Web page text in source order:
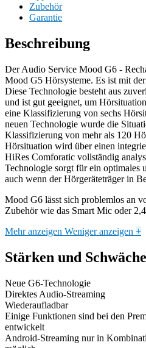
Zubehör
Garantie
Beschreibung
Der Audio Service Mood G6 -
Mood G5 Hörsysteme. Es ist mit
Diese Technologie besteht aus
und ist gut geeignet, um
eine Klassifizierung von sechs
neuen Technologie wurde die
Klassifizierung von mehr als 120
Hörsituation wird über einen
HiRes Comforatic vollständig
Technologie sorgt für ein optimales
auch wenn der Hörgeräteträger in
Mood G6 lässt sich problemlos an
Zubehör wie das Smart Mic oder
Mehr anzeigen Weniger anzeigen +
Stärken und
Neue G6-Technologie
Direktes Audio-Streaming
Wiederaufladbar
Einige Funktionen sind bei den
entwickelt
Android-Streaming nur in